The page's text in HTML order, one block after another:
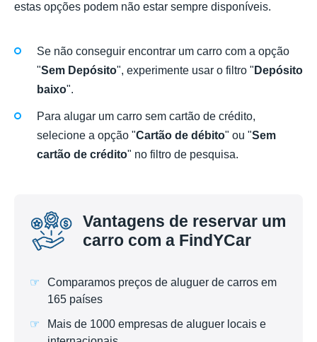
estas opções podem não estar sempre disponíveis.
Se não conseguir encontrar um carro com a opção
"Sem Depósito", experimente usar o filtro " Depósito
baixo".
Para alugar um carro sem cartão de crédito,
selecione a opção "Cartão de débito" ou "Sem
cartão de crédito" no filtro de pesquisa.
Vantagens de reservar um
carro com a FindYCar
Comparamos preços de aluguer de carros em
165 países
Mais de 1000 empresas de aluguer locais e